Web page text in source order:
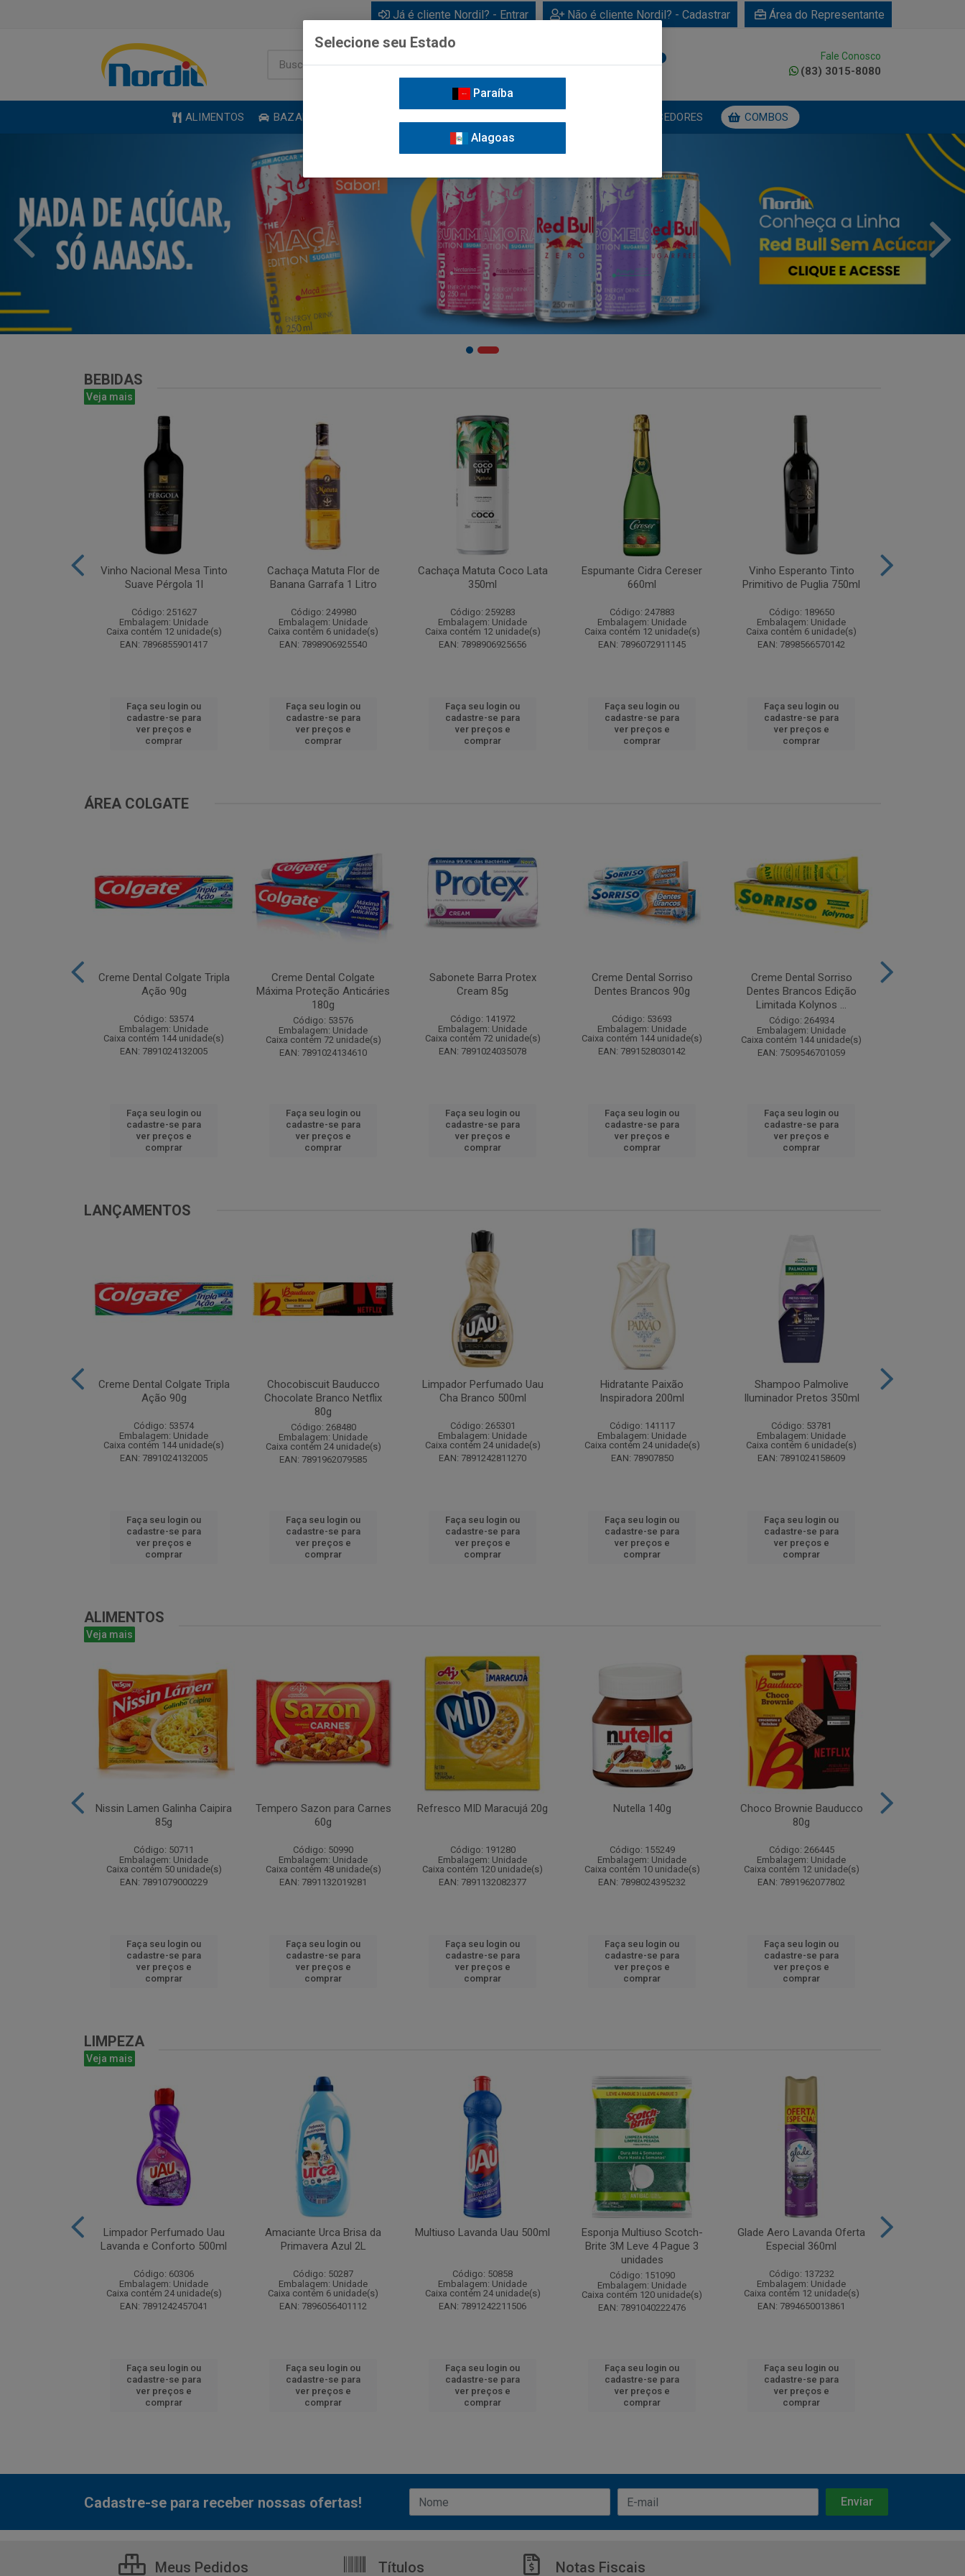
Já é cliente Nordil? - Entrar Não é cliente Nordil? - Cadastrar Área do Representante
Fale Conosco
(83) 3015-8080
ALIMENTOS BAZAR FORNECEDORES COMBOS
BEBIDAS
Veja mais
Vinho Nacional Mesa Tinto
Suave Pérgola 1l
Código: 251627
Embalagem: Unidade
Caixa contém 12 unidade(s)
EAN: 7896855901417
Faça seu login ou
cadastre-se para
ver preços e
comprar
Cachaça Matuta Flor de
Banana Garrafa 1 Litro
Código: 249980
Embalagem: Unidade
Caixa contém 6 unidade(s)
EAN: 7898906925540
Faça seu login ou
cadastre-se para
ver preços e
comprar
Cachaça Matuta Coco Lata
350ml
Código: 259283
Embalagem: Unidade
Caixa contém 12 unidade(s)
EAN: 7898906925656
Faça seu login ou
cadastre-se para
ver preços e
comprar
Espumante Cidra Cereser
660ml
Código: 247883
Embalagem: Unidade
Caixa contém 12 unidade(s)
EAN: 7896072911145
Faça seu login ou
cadastre-se para
ver preços e
comprar
Vinho Esperanto Tinto
Primitivo de Puglia 750ml
Código: 189650
Embalagem: Unidade
Caixa contém 6 unidade(s)
EAN: 7898566570142
Faça seu login ou
cadastre-se para
ver preços e
comprar
ÁREA COLGATE
Creme Dental Colgate Tripla
Ação 90g
Código: 53574
Embalagem: Unidade
Caixa contém 144 unidade(s)
EAN: 7891024132005
Faça seu login ou
cadastre-se para
ver preços e
comprar
Creme Dental Colgate
Máxima Proteção Anticáries
180g
Código: 53576
Embalagem: Unidade
Caixa contém 72 unidade(s)
EAN: 7891024134610
Faça seu login ou
cadastre-se para
ver preços e
comprar
Sabonete Barra Protex
Cream 85g
Código: 141972
Embalagem: Unidade
Caixa contém 72 unidade(s)
EAN: 7891024035078
Faça seu login ou
cadastre-se para
ver preços e
comprar
Creme Dental Sorriso
Dentes Brancos 90g
Código: 53693
Embalagem: Unidade
Caixa contém 144 unidade(s)
EAN: 7891528030142
Faça seu login ou
cadastre-se para
ver preços e
comprar
Creme Dental Sorriso
Dentes Brancos Edição
Limitada Kolynos ...
Código: 264934
Embalagem: Unidade
Caixa contém 144 unidade(s)
EAN: 7509546701059
Faça seu login ou
cadastre-se para
ver preços e
comprar
LANÇAMENTOS
Creme Dental Colgate Tripla
Ação 90g
Código: 53574
Embalagem: Unidade
Caixa contém 144 unidade(s)
EAN: 7891024132005
Faça seu login ou
cadastre-se para
ver preços e
comprar
Chocobiscuit Bauducco
Chocolate Branco Netflix
80g
Código: 268480
Embalagem: Unidade
Caixa contém 24 unidade(s)
EAN: 7891962079585
Faça seu login ou
cadastre-se para
ver preços e
comprar
Limpador Perfumado Uau
Cha Branco 500ml
Código: 265301
Embalagem: Unidade
Caixa contém 24 unidade(s)
EAN: 7891242811270
Faça seu login ou
cadastre-se para
ver preços e
comprar
Hidratante Paixão
Inspiradora 200ml
Código: 141117
Embalagem: Unidade
Caixa contém 24 unidade(s)
EAN: 78907850
Faça seu login ou
cadastre-se para
ver preços e
comprar
Shampoo Palmolive
Iluminador Pretos 350ml
Código: 53781
Embalagem: Unidade
Caixa contém 6 unidade(s)
EAN: 7891024158609
Faça seu login ou
cadastre-se para
ver preços e
comprar
ALIMENTOS
Veja mais
Nissin Lamen Galinha Caipira
85g
Código: 50711
Embalagem: Unidade
Caixa contém 50 unidade(s)
EAN: 7891079000229
Faça seu login ou
cadastre-se para
ver preços e
comprar
Tempero Sazon para Carnes
60g
Código: 50990
Embalagem: Unidade
Caixa contém 48 unidade(s)
EAN: 7891132019281
Faça seu login ou
cadastre-se para
ver preços e
comprar
Refresco MID Maracujá 20g
Código: 191280
Embalagem: Unidade
Caixa contém 120 unidade(s)
EAN: 7891132082377
Faça seu login ou
cadastre-se para
ver preços e
comprar
Nutella 140g
Código: 155249
Embalagem: Unidade
Caixa contém 10 unidade(s)
EAN: 7898024395232
Faça seu login ou
cadastre-se para
ver preços e
comprar
Choco Brownie Bauducco
80g
Código: 266445
Embalagem: Unidade
Caixa contém 12 unidade(s)
EAN: 7891962077802
Faça seu login ou
cadastre-se para
ver preços e
comprar
LIMPEZA
Veja mais
Limpador Perfumado Uau
Lavanda e Conforto 500ml
Código: 60306
Embalagem: Unidade
Caixa contém 24 unidade(s)
EAN: 7891242457041
Faça seu login ou
cadastre-se para
ver preços e
comprar
Amaciante Urca Brisa da
Primavera Azul 2L
Código: 50287
Embalagem: Unidade
Caixa contém 6 unidade(s)
EAN: 7896056401112
Faça seu login ou
cadastre-se para
ver preços e
comprar
Multiuso Lavanda Uau 500ml
Código: 50858
Embalagem: Unidade
Caixa contém 24 unidade(s)
EAN: 7891242211506
Faça seu login ou
cadastre-se para
ver preços e
comprar
Esponja Multiuso Scotch-
Brite 3M Leve 4 Pague 3
unidades
Código: 151090
Embalagem: Unidade
Caixa contém 120 unidade(s)
EAN: 7891040222476
Faça seu login ou
cadastre-se para
ver preços e
comprar
Glade Aero Lavanda Oferta
Especial 360ml
Código: 137232
Embalagem: Unidade
Caixa contém 12 unidade(s)
EAN: 7894650013861
Faça seu login ou
cadastre-se para
ver preços e
comprar
Cadastre-se para receber nossas ofertas!
Meus Pedidos Títulos Notas Fiscais
Selecione seu Estado
Paraíba
Alagoas